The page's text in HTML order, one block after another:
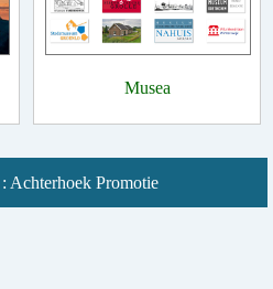
Musea
Achterhoek Promotie